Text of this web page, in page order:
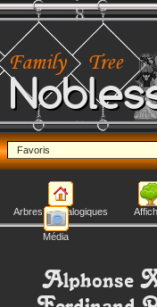
Favoris
Arbres généalogiques
Média
Alphonse